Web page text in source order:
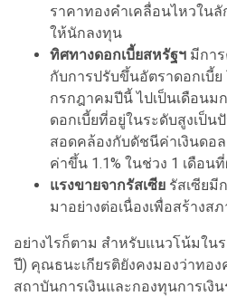
ราคาทองคำเคลื่อนไหวใน
ให้นักลงทุน
ทิศทางดอกเบี้ยสหรัฐฯ มีกา
กับการปรับขึ้นอัตราดอกเบี้ย
กรกฎาคมปีนี้ ไปเป็นเดือนม
ดอกเบี้ยที่อยู่ในระดับสูงเป็น
สอดคล้องกับดัชนีค่าเงินดอล
ค่าขึ้น 1.1% ในช่วง 1 เดือน
แรงขายจากรัสเซีย รัสเซียมี
มาอย่างต่อเนื่องเพื่อสร้างส
อย่างไรก็ตาม สำหรับแนวโน้มใน
ปี) คุณธนะเกียรติยังคงมองว่าทอง
สถาบันการเงินและกองทุนการเงิ